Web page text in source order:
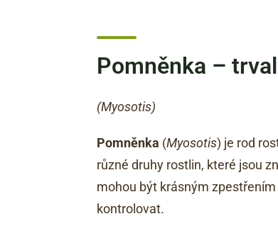
Pomněnka –
(Myosotis)
Pomněnka (Myosotis) je rod
různé druhy rostlin, které jsou
mohou být krásným zpestřením
kontrolovat.